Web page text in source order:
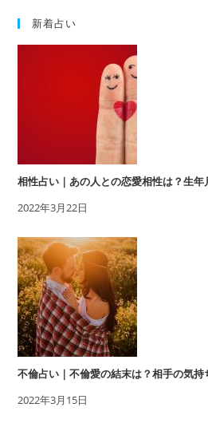
新着占い
相性占い｜あの人との恋愛相性は？生
2022年3月22日
不倫占い｜不倫愛の結末は？相手の気持
2022年3月15日